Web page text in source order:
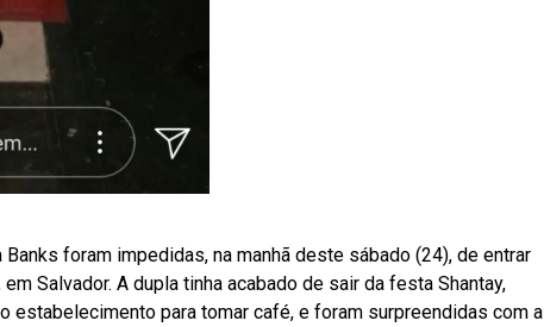
foram impedidas, na manhã deste sábado (24), de entrar
Salvador. A dupla tinha acabado de sair da festa Shantay,
estabelecimento para tomar café, e foram surpreendidas com a